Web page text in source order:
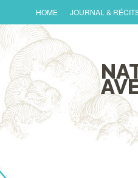
HOME JOURNAL &